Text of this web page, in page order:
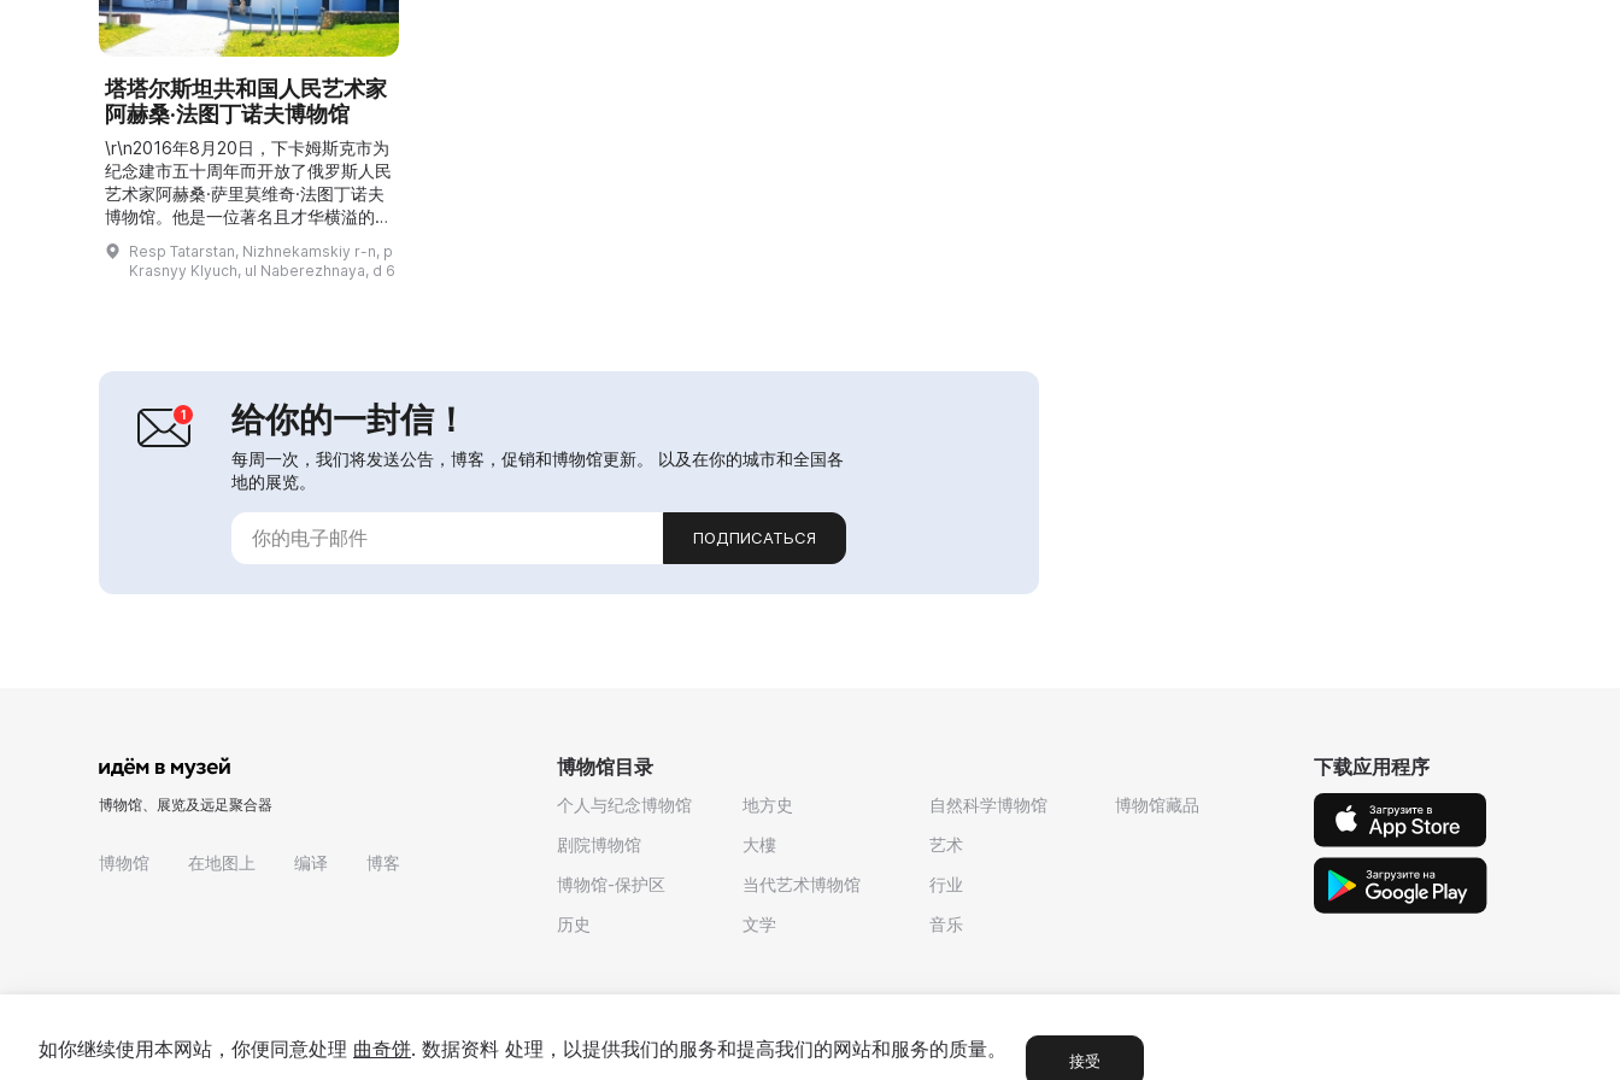
塔塔尔斯坦共和国人民艺术家
阿赫桑·法图丁诺夫博物馆
\r\n2016年8月20日，下卡姆斯克市为
纪念建市五十周年而开放了俄罗斯人民
艺术家阿赫桑·萨里莫维奇·法图丁诺夫
博物馆。他是一位著名且才华横溢的艺
术家，在鞑靼斯坦共和国以外也享有盛
名。目前该博物馆为市内的画廊，举办
来自下卡姆斯克、俄罗斯联邦及鞑靼斯
Resp Tatarstan, Nizhnekamskiy r-n, p
Krasnyy Klyuch, ul Naberezhnaya, d 6
给你的一封信！
每周一次，我们将发送公告，博客，促销和博物馆更新。 以及在你的城市和全国各
地的展览。
ПОДПИСАТЬСЯ
博物馆、展览及远足聚合器
博物馆 在地图上 编译 博客
博物馆目录
个人与纪念博物馆
剧院博物馆
博物馆-保护区
历史
地方史
大樓
当代艺术博物馆
文学
自然科学博物馆
艺术
行业
音乐
博物馆藏品
下载应用程序
如你继续使用本网站，你便同意处理 曲奇饼. 数据资料 处理，以提供我们的服务和提高我们的网站和服务的质量。 接受